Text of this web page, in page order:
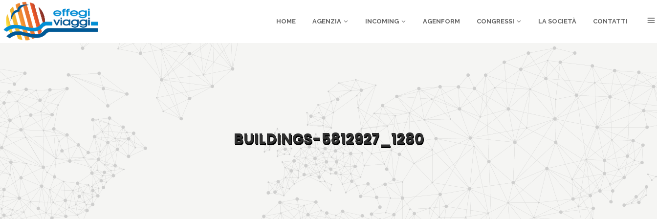
HOME AGENZIA INCOMING AGENFORM CONGRESSI LA SOCIETÀ CONTATTI
BUILDINGS-5812927_1280